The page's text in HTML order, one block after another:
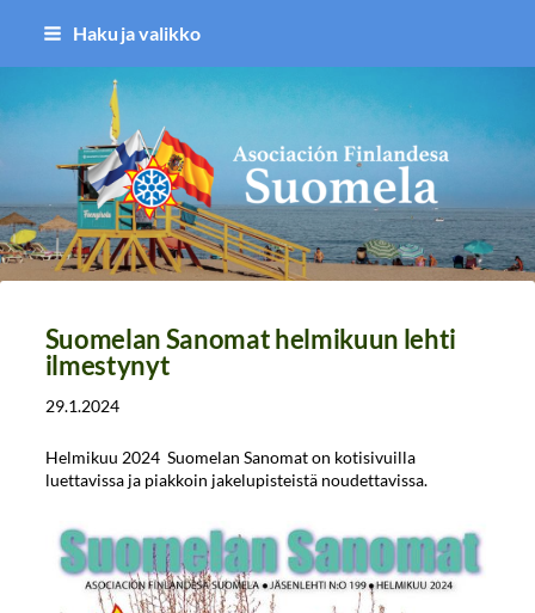
Siirry
sivun
sisältöön
Haku ja valikko
Asociación Finlandesa Suomela
Suomelan Sanomat helmikuun lehti
ilmestynyt
29.1.2024
Helmikuu 2024 Suomelan Sanomat on kotisivuilla
luettavissa ja piakkoin jakelupisteistä noudettavissa.